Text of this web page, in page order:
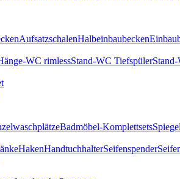
AufsatzschalenHalbeinbaubecken
WC rimlessStand-WC Tiefspüler
Badmöbel-Komplettsets
HakenHandtuchhalterSeifenspender